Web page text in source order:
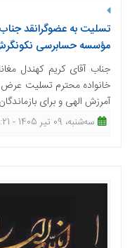
تسلیت به عضوگرانقد
مؤسسه حسابرسی
جناب آقای کریم کهندل
خانواده محترم تسلیت عرض
آمرزش الهی و برای
ﺳﻪشنبه، 09 تیر 1405 - 13:21